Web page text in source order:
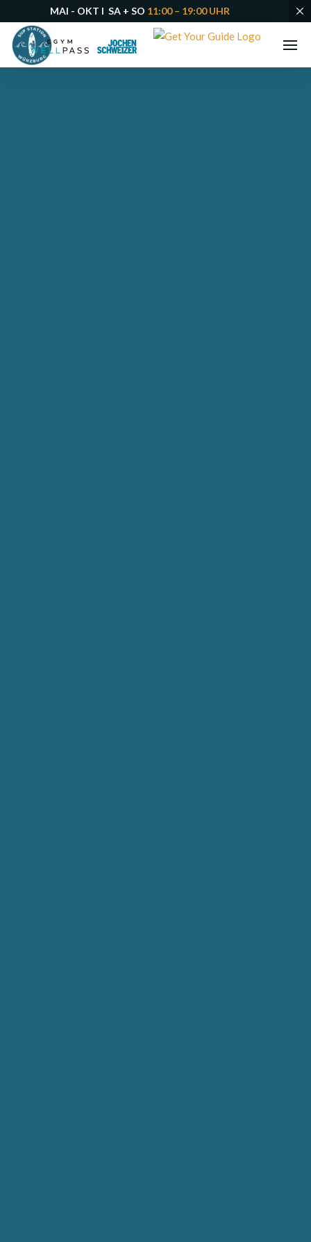
MAI - OKT I SA + SO 11:00 – 19:00 UHR